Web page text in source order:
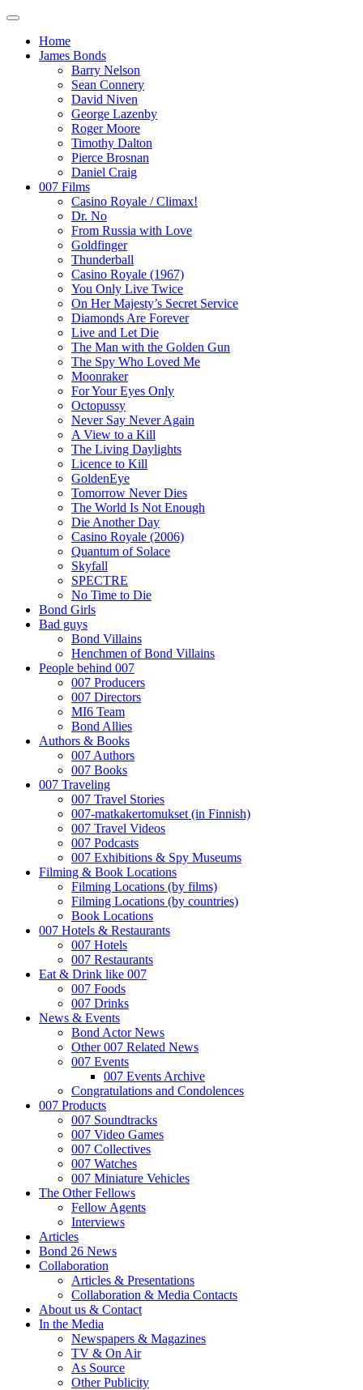
Home
James Bonds
Barry Nelson
Sean Connery
David Niven
George Lazenby
Roger Moore
Timothy Dalton
Pierce Brosnan
Daniel Craig
007 Films
Casino Royale / Climax!
Dr. No
From Russia with Love
Goldfinger
Thunderball
Casino Royale (1967)
You Only Live Twice
On Her Majesty’s Secret Service
Diamonds Are Forever
Live and Let Die
The Man with the Golden Gun
The Spy Who Loved Me
Moonraker
For Your Eyes Only
Octopussy
Never Say Never Again
A View to a Kill
The Living Daylights
Licence to Kill
GoldenEye
Tomorrow Never Dies
The World Is Not Enough
Die Another Day
Casino Royale (2006)
Quantum of Solace
Skyfall
SPECTRE
No Time to Die
Bond Girls
Bad guys
Bond Villains
Henchmen of Bond Villains
People behind 007
007 Producers
007 Directors
MI6 Team
Bond Allies
Authors & Books
007 Authors
007 Books
007 Traveling
007 Travel Stories
007-matkakertomukset (in Finnish)
007 Travel Videos
007 Podcasts
007 Exhibitions & Spy Museums
Filming & Book Locations
Filming Locations (by films)
Filming Locations (by countries)
Book Locations
007 Hotels & Restaurants
007 Hotels
007 Restaurants
Eat & Drink like 007
007 Foods
007 Drinks
News & Events
Bond Actor News
Other 007 Related News
007 Events
007 Events Archive
Congratulations and Condolences
007 Products
007 Soundtracks
007 Video Games
007 Collectives
007 Watches
007 Miniature Vehicles
The Other Fellows
Fellow Agents
Interviews
Articles
Bond 26 News
Collaboration
Articles & Presentations
Collaboration & Media Contacts
About us & Contact
In the Media
Newspapers & Magazines
TV & On Air
As Source
Other Publicity